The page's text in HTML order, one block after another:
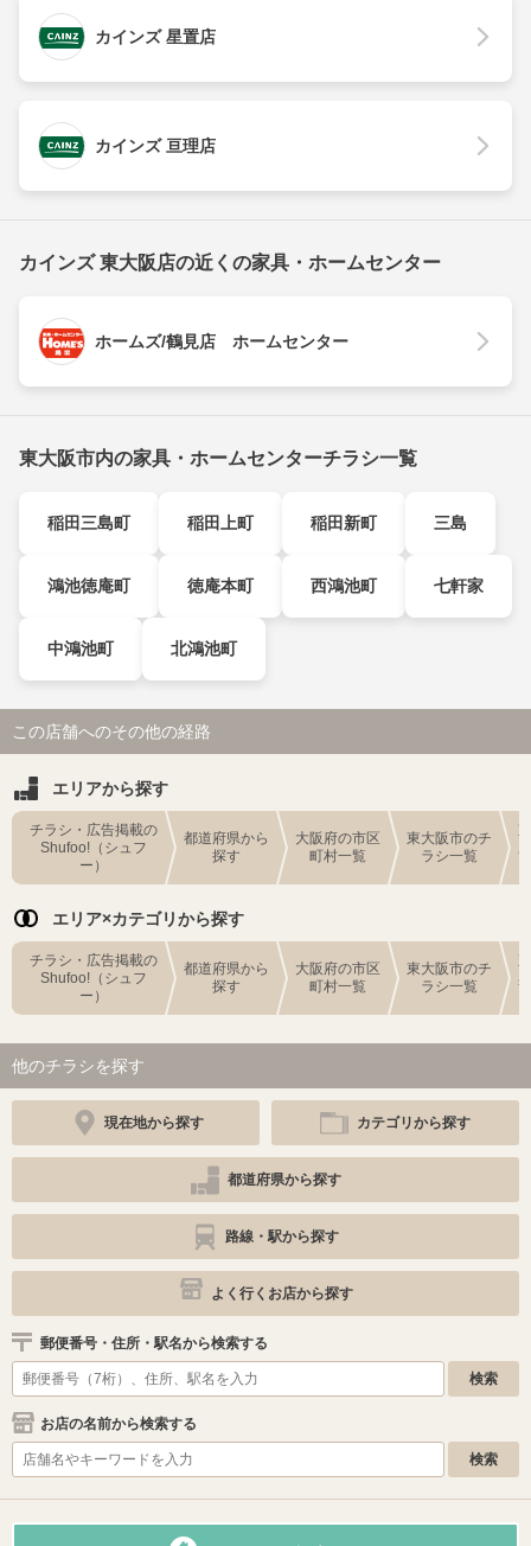
カインズ 星置店
カインズ 亘理店
カインズ 東大阪店の近くの家具・ホームセンター
ホームズ/鶴見店 ホームセンター
東大阪市内の家具・ホームセンターチラシ一覧
稲田三島町 稲田上町 稲田新町 三島
鴻池徳庵町 徳庵本町 西鴻池町 七軒家
中鴻池町 北鴻池町
この店舗へのその他の経路
エリアから探す
チラシ・広告掲載の
Shufoo!（シュフ
ー）
都道府県から
探す
大阪府の市区
町村一覧
東大阪市のチ
ラシ一覧
エリア×カテゴリから探す
チラシ・広告掲載の
Shufoo!（シュフ
ー）
都道府県から
探す
大阪府の市区
町村一覧
東大阪市のチ
ラシ一覧
他のチラシを探す
現在地から探す カテゴリから探す
都道府県から探す
路線・駅から探す
よく行くお店から探す
郵便番号・住所・駅名から検索する
お店の名前から検索する